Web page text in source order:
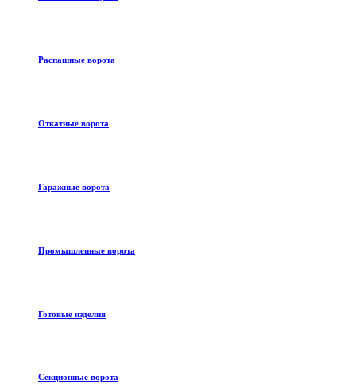
Распашные ворота
Откатные ворота
Гаражные ворота
Промышленные ворота
Готовые изделия
Секционные ворота